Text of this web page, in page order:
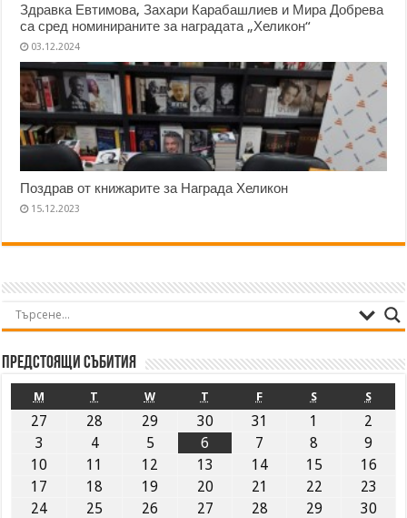
Здравка Евтимова, Захари Карабашлиев и Мира Добрева
са сред номинираните за наградата „Хеликон“
03.12.2024
Поздрав от книжарите за Награда Хеликон
15.12.2023
Предстоящи събития
M T W T F S S
27 28 29 30 31 1
2
3
4 5 6 7 8
9
10
11 12 13 14 15
16
17
18 19 20 21 22
23
24
25 26 27 28 29 30